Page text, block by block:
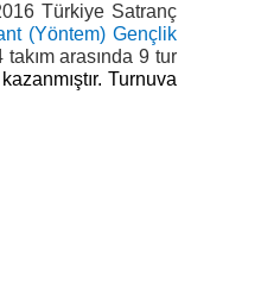
Türkiye Satranç
(Yöntem) Gençlik
takım arasında 9 tur
Turnuva